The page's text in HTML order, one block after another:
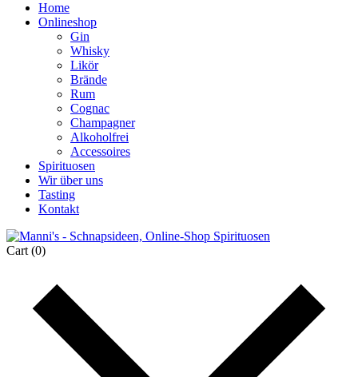
Home
Onlineshop
Gin
Whisky
Likör
Brände
Rum
Cognac
Champagner
Alkoholfrei
Accessoires
Spirituosen
Wir über uns
Tasting
Kontakt
Cart (0)